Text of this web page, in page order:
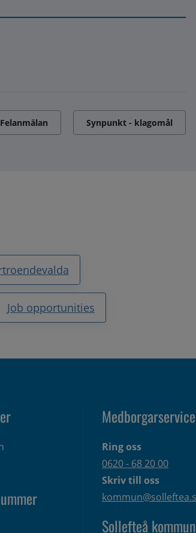
Felanmälan Synpunkt - klagomål
Job opportunities
Medborgarservice
Ring oss
0620 - 68 20 00
Skriv till oss
Sollefteå